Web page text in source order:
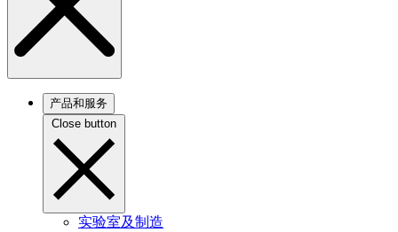
产品和服务
Close button
实验室及制造